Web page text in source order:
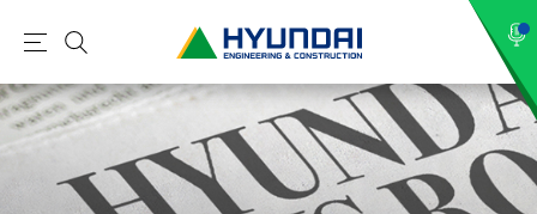
현
건
설
(
메
뉴
검
색